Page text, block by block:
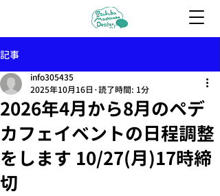
記事
2026年4月から8月のペデ
カフェイベントの日程調整
をします 10/27(月)17時締
切
info305435
2025年10月16日 読了時間: 1分